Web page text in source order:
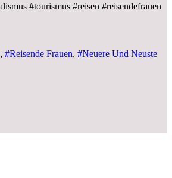
#tourismus #reisen #reisendefrauen
, #Reisende Frauen, #Neuere Und Neuste